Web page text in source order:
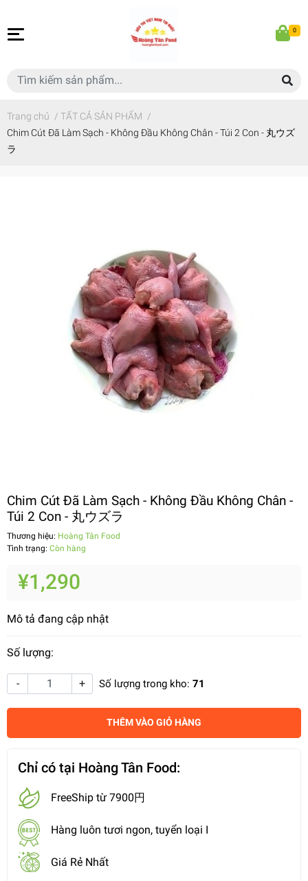
0
Trang chủ / TẤT CẢ SẢN PHẨM /
Chim Cút Đã Làm Sạch - Không Đầu Không Chân - Túi 2 Con - 丸ウズ
ラ
Chim Cút Đã Làm Sạch - Không Đầu Không Chân -
Túi 2 Con - 丸ウズラ
Thương hiệu: Hoàng Tân Food
Tình trạng: Còn hàng
¥1,290
Mô tả đang cập nhật
Số lượng:
- + Số lượng trong kho: 71
THÊM VÀO GIỎ HÀNG
Chỉ có tại Hoàng Tân Food:
FreeShip từ 7900円
Hàng luôn tươi ngon, tuyển loại I
Giá Rẻ Nhất